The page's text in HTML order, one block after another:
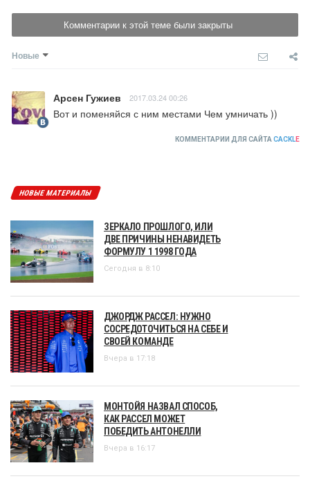
Комментарии к этой теме были закрыты
Новые
Арсен Гужиев 2017.03.24 00:26
Вот и поменяйся с ним местами Чем умничать ))
КОММЕНТАРИИ ДЛЯ САЙТА CACKLE
НОВЫЕ МАТЕРИАЛЫ
ЗЕРКАЛО ПРОШЛОГО, ИЛИ
ДВЕ ПРИЧИНЫ НЕНАВИДЕТЬ
ФОРМУЛУ 1 1998 ГОДА
Сегодня в 8:10
ДЖОРДЖ РАССЕЛ: НУЖНО
СОСРЕДОТОЧИТЬСЯ НА СЕБЕ И
СВОЕЙ КОМАНДЕ
Вчера в 17:18
МОНТОЙЯ НАЗВАЛ СПОСОБ,
КАК РАССЕЛ МОЖЕТ
ПОБЕДИТЬ АНТОНЕЛЛИ
Вчера в 16:17